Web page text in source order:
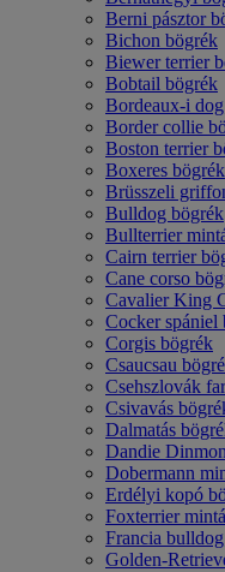
Berni pásztor
Bichon bögrék
Biewer terrier
Bobtail bögrék
Bordeaux-i
Border collie
Boston terrier
Boxeres bögrék
Brüsszeli
Bulldog bögrék
Bullterrier
Cairn terrier
Cane corso
Cavalier King
Cocker spániel
Corgis bögrék
Csaucsau
Csehszlovák
Csivavás
Dalmatás
Dandie
Dobermann
Erdélyi kopó
Foxterrier
Francia
Golden-